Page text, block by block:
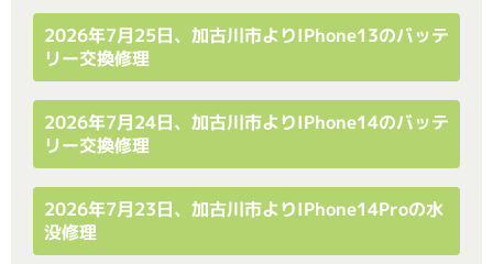
2026年7月25日、加古川市よりiPhone13のバッテ
リー交換修理
2026年7月24日、加古川市よりiPhone14のバッテ
リー交換修理
2026年7月23日、加古川市よりiPhone14Proの水
没修理